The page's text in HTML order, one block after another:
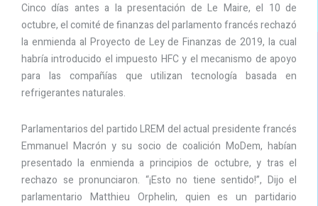
Cinco días antes a la presentación de Le Maire, el 10 de
octubre, el comité de finanzas del parlamento francés rechazó
la enmienda al Proyecto de Ley de Finanzas de 2019, la cual
habría introducido el impuesto HFC y el mecanismo de apoyo
para las compañías que utilizan tecnología basada en
refrigerantes naturales.
Parlamentarios del partido LREM del actual presidente francés
Emmanuel Macrón y su socio de coalición MoDem, habían
presentado la enmienda a principios de octubre, y tras el
rechazo se pronunciaron. “¡Esto no tiene sentido!”, Dijo el
parlamentario Matthieu Orphelin, quien es un partidario